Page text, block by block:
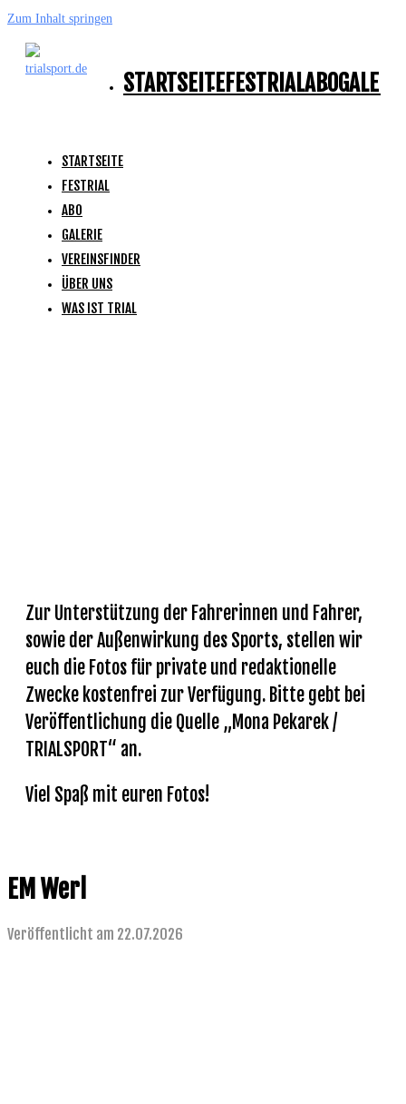
Zum Inhalt springen
STARTSEITEFESTRIALABOGALERIE
STARTSEITE
FESTRIAL
ABO
GALERIE
VEREINSFINDER
ÜBER UNS
WAS IST TRIAL
Zur Unterstützung der Fahrerinnen und Fahrer,
sowie der Außenwirkung des Sports, stellen wir
euch die Fotos für private und redaktionelle
Zwecke kostenfrei zur Verfügung. Bitte gebt bei
Veröffentlichung die Quelle „Mona Pekarek /
TRIALSPORT“ an.
Viel Spaß mit euren Fotos!
EM Werl
Veröffentlicht am 22.07.2026